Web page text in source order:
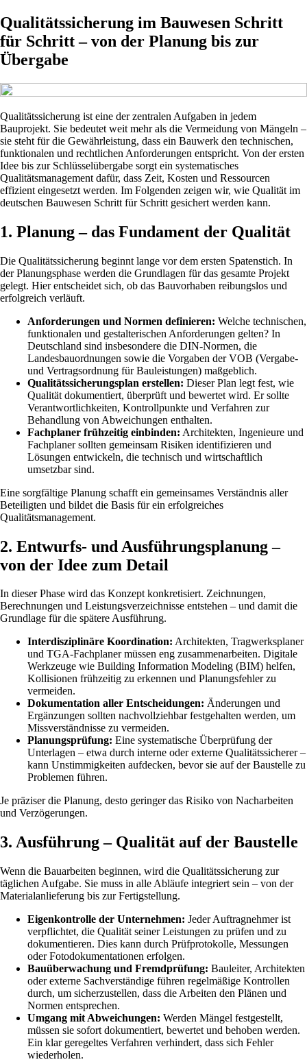
Qualitätssicherung im Bauwesen Schritt
für Schritt – von der Planung bis zur
Übergabe
Qualitätssicherung ist eine der zentralen Aufgaben in jedem
Bauprojekt. Sie bedeutet weit mehr als die Vermeidung von Mängeln –
sie steht für die Gewährleistung, dass ein Bauwerk den technischen,
funktionalen und rechtlichen Anforderungen entspricht. Von der ersten
Idee bis zur Schlüsselübergabe sorgt ein systematisches
Qualitätsmanagement dafür, dass Zeit, Kosten und Ressourcen
effizient eingesetzt werden. Im Folgenden zeigen wir, wie Qualität im
deutschen Bauwesen Schritt für Schritt gesichert werden kann.
1. Planung – das Fundament der Qualität
Die Qualitätssicherung beginnt lange vor dem ersten Spatenstich. In
der Planungsphase werden die Grundlagen für das gesamte Projekt
gelegt. Hier entscheidet sich, ob das Bauvorhaben reibungslos und
erfolgreich verläuft.
Anforderungen und Normen definieren: Welche technischen,
funktionalen und gestalterischen Anforderungen gelten? In
Deutschland sind insbesondere die DIN-Normen, die
Landesbauordnungen sowie die Vorgaben der VOB (Vergabe-
und Vertragsordnung für Bauleistungen) maßgeblich.
Qualitätssicherungsplan erstellen: Dieser Plan legt fest, wie
Qualität dokumentiert, überprüft und bewertet wird. Er sollte
Verantwortlichkeiten, Kontrollpunkte und Verfahren zur
Behandlung von Abweichungen enthalten.
Fachplaner frühzeitig einbinden: Architekten, Ingenieure und
Fachplaner sollten gemeinsam Risiken identifizieren und
Lösungen entwickeln, die technisch und wirtschaftlich
umsetzbar sind.
Eine sorgfältige Planung schafft ein gemeinsames Verständnis aller
Beteiligten und bildet die Basis für ein erfolgreiches
Qualitätsmanagement.
2. Entwurfs- und Ausführungsplanung –
von der Idee zum Detail
In dieser Phase wird das Konzept konkretisiert. Zeichnungen,
Berechnungen und Leistungsverzeichnisse entstehen – und damit die
Grundlage für die spätere Ausführung.
Interdisziplinäre Koordination: Architekten, Tragwerksplaner
und TGA-Fachplaner müssen eng zusammenarbeiten. Digitale
Werkzeuge wie Building Information Modeling (BIM) helfen,
Kollisionen frühzeitig zu erkennen und Planungsfehler zu
vermeiden.
Dokumentation aller Entscheidungen: Änderungen und
Ergänzungen sollten nachvollziehbar festgehalten werden, um
Missverständnisse zu vermeiden.
Planungsprüfung: Eine systematische Überprüfung der
Unterlagen – etwa durch interne oder externe Qualitätssicherer –
kann Unstimmigkeiten aufdecken, bevor sie auf der Baustelle zu
Problemen führen.
Je präziser die Planung, desto geringer das Risiko von Nacharbeiten
und Verzögerungen.
3. Ausführung – Qualität auf der Baustelle
Wenn die Bauarbeiten beginnen, wird die Qualitätssicherung zur
täglichen Aufgabe. Sie muss in alle Abläufe integriert sein – von der
Materialanlieferung bis zur Fertigstellung.
Eigenkontrolle der Unternehmen: Jeder Auftragnehmer ist
verpflichtet, die Qualität seiner Leistungen zu prüfen und zu
dokumentieren. Dies kann durch Prüfprotokolle, Messungen
oder Fotodokumentationen erfolgen.
Bauüberwachung und Fremdprüfung: Bauleiter, Architekten
oder externe Sachverständige führen regelmäßige Kontrollen
durch, um sicherzustellen, dass die Arbeiten den Plänen und
Normen entsprechen.
Umgang mit Abweichungen: Werden Mängel festgestellt,
müssen sie sofort dokumentiert, bewertet und behoben werden.
Ein klar geregeltes Verfahren verhindert, dass sich Fehler
wiederholen.